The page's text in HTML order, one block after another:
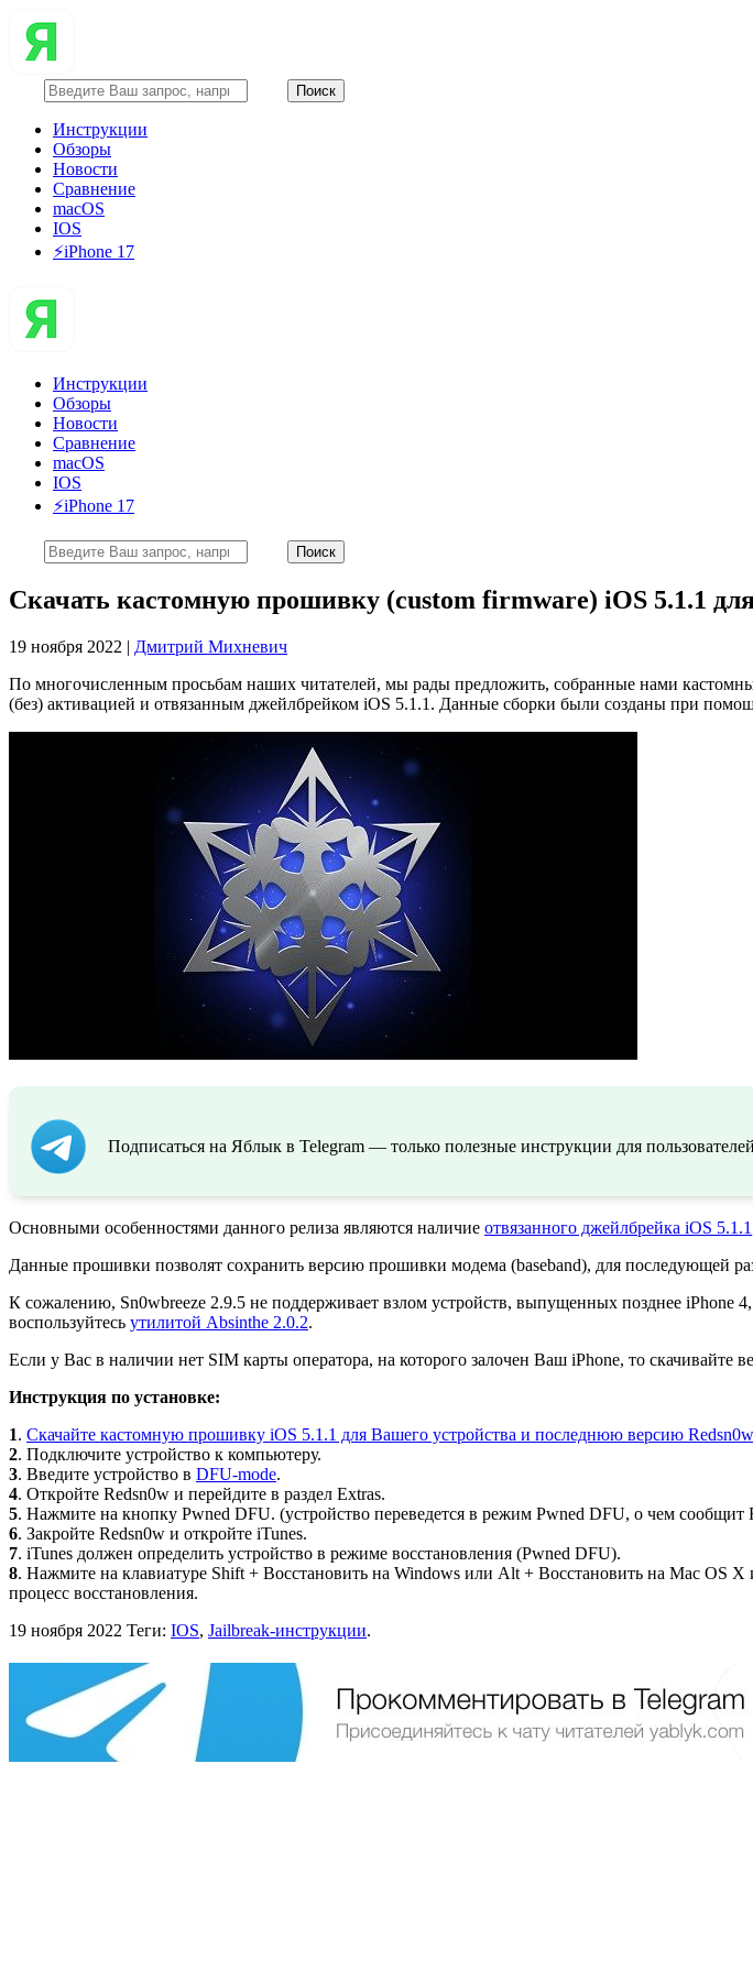
Инструкции
Обзоры
Новости
Сравнение
macOS
IOS
⚡️iPhone 17
Инструкции
Обзоры
Новости
Сравнение
macOS
IOS
⚡️iPhone 17
Скачать кастомную прошивку (custom firmware) iOS 5.1.1
19 ноября 2022 | Дмитрий Михневич
По многочисленным просьбам наших читателей, мы рады предложить, собранные нами
(без) активацией и отвязанным джейлбрейком iOS 5.1.1. Данные сборки были созданы при
Подписаться на Яблык в Telegram — только полезные инструкции для
Основными особенностями данного релиза являются наличие отвязанного джейлбрейка iOS 5.1.1
Данные прошивки позволят сохранить версию прошивки модема (baseband), для последующей
К сожалению, Sn0wbreeze 2.9.5 не поддерживает взлом устройств, выпущенных позднее iPhone
воспользуйтесь утилитой Absinthe 2.0.2.
Если у Вас в наличии нет SIM карты оператора, на которого залочен Ваш iPhone, то
Инструкция по установке:
1. Скачайте кастомную прошивку iOS 5.1.1 для Вашего устройства и последнюю версию Redsn0w
2. Подключите устройство к компьютеру.
3. Введите устройство в DFU-mode.
4. Откройте Redsn0w и перейдите в раздел Extras.
5. Нажмите на кнопку Pwned DFU. (устройство переведется в режим Pwned DFU, о чем сообщит
6. Закройте Redsn0w и откройте iTunes.
7. iTunes должен определить устройство в режиме восстановления (Pwned DFU).
8. Нажмите на клавиатуре Shift + Восстановить на Windows или Alt + Восстановить на Mac OS
процесс восстановления.
19 ноября 2022 Теги: IOS, Jailbreak-инструкции.